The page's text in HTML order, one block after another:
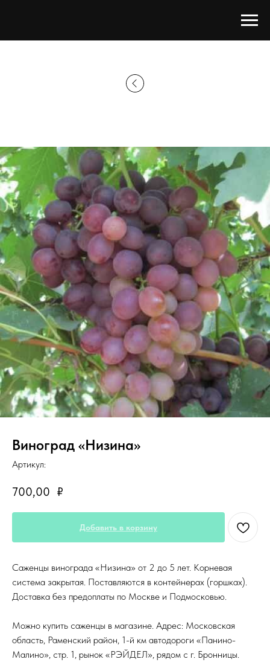
Виноград «Низина»
Артикул:
700,00 ₽
Добавить в корзину
Саженцы винограда «Низина» от 2 до 5 лет. Корневая
система закрытая. Поставляются в контейнерах (горшках).
Доставка без предоплаты по Москве и Подмосковью.
Можно купить саженцы в магазине. Адрес: Московская
область, Раменский район, 1-й км автодороги «Панино-
Малино», стр. 1, рынок «РЭЙДЕЛ», рядом с г. Бронницы.